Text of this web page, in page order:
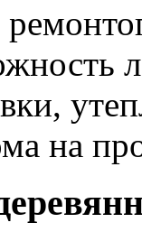
на